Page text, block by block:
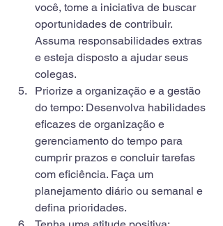
você, tome a iniciativa de buscar
oportunidades de contribuir.
Assuma responsabilidades extras
e esteja disposto a ajudar seus
colegas.
Priorize a organização e a gestão
do tempo: Desenvolva habilidades
eficazes de organização e
gerenciamento do tempo para
cumprir prazos e concluir tarefas
com eficiência. Faça um
planejamento diário ou semanal e
defina prioridades.